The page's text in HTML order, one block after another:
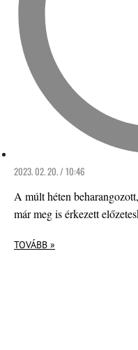
2023. 02. 20. / 10:46
A múlt héten
már meg is érkezett
TOVÁBB »